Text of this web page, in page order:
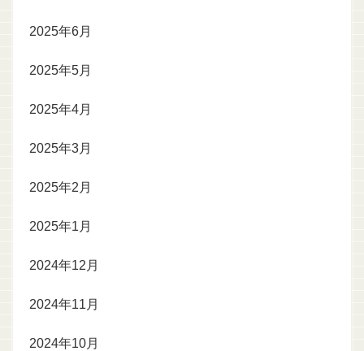
2025年6月
2025年5月
2025年4月
2025年3月
2025年2月
2025年1月
2024年12月
2024年11月
2024年10月